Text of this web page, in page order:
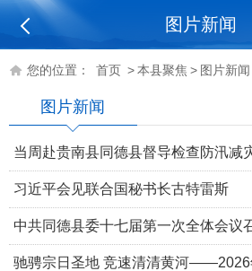
图片新闻
您的位置： 首页 >本县聚焦 > 图片新闻
图片新闻
当周赴贵南县同德县督导检查防汛减
习近平会见联合国秘书长古特雷斯
中共同德县委十七届第一次全体会议
驰骋宗日圣地 竞速清清黄河——2026